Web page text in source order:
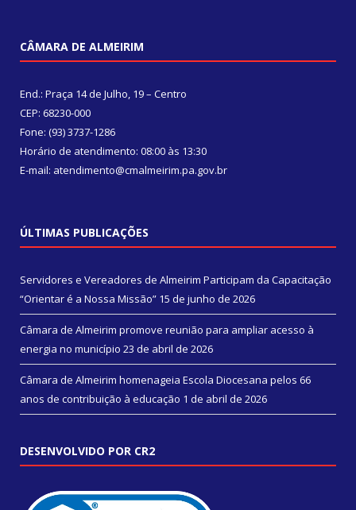
CÂMARA DE ALMEIRIM
End.: Praça 14 de Julho, 19 – Centro
CEP: 68230-000
Fone: (93) 3737-1286
Horário de atendimento: 08:00 às 13:30
E-mail: atendimento@cmalmeirim.pa.gov.br
ÚLTIMAS PUBLICAÇÕES
Servidores e Vereadores de Almeirim Participam da Capacitação
“Orientar é a Nossa Missão” 15 de junho de 2026
Câmara de Almeirim promove reunião para ampliar acesso à
energia no município 23 de abril de 2026
Câmara de Almeirim homenageia Escola Diocesana pelos 66
anos de contribuição à educação 1 de abril de 2026
DESENVOLVIDO POR CR2